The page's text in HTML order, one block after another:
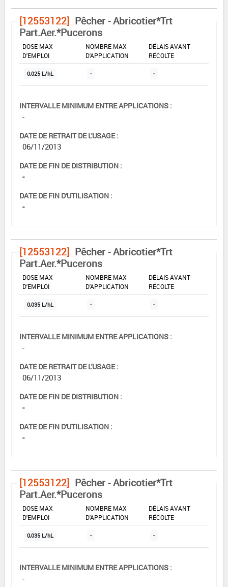
[12553122] Pêcher - Abricotier*Trt
Part.Aer.*Pucerons
DOSE MAX
D'EMPLOI
NOMBRE MAX
D'APPLICATION
DÉLAIS AVANT
RÉCOLTE
0,025 L/hL - -
INTERVALLE MINIMUM ENTRE APPLICATIONS :
-
DATE DE RETRAIT DE L'USAGE :
06/11/2013
DATE DE FIN DE DISTRIBUTION :
-
DATE DE FIN D'UTILISATION :
-
[12553122] Pêcher - Abricotier*Trt
Part.Aer.*Pucerons
DOSE MAX
D'EMPLOI
NOMBRE MAX
D'APPLICATION
DÉLAIS AVANT
RÉCOLTE
0,035 L/hL - -
INTERVALLE MINIMUM ENTRE APPLICATIONS :
-
DATE DE RETRAIT DE L'USAGE :
06/11/2013
DATE DE FIN DE DISTRIBUTION :
-
DATE DE FIN D'UTILISATION :
-
[12553122] Pêcher - Abricotier*Trt
Part.Aer.*Pucerons
DOSE MAX
D'EMPLOI
NOMBRE MAX
D'APPLICATION
DÉLAIS AVANT
RÉCOLTE
0,035 L/hL - -
INTERVALLE MINIMUM ENTRE APPLICATIONS :
-